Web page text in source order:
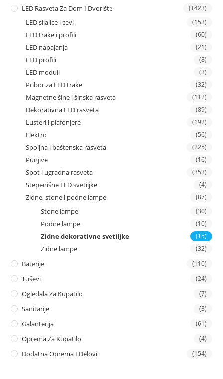
LED Rasveta Za Dom I Dvorište (1423)
LED sijalice i cevi (153)
LED trake i profili (60)
LED napajanja (21)
LED profili (8)
LED moduli (3)
Pribor za LED trake (32)
Magnetne šine i šinska rasveta (112)
Dekorativna LED rasveta (89)
Lusteri i plafonjere (192)
Elektro (56)
Spoljna i baštenska rasveta (225)
Punjive (16)
Spot i ugradna rasveta (353)
Stepenišne LED svetiljke (4)
Zidne, stone i podne lampe (87)
Stone lampe (30)
Podne lampe (10)
Zidne dekorativne svetiljke (15)
Zidne lampe (32)
Baterije (110)
Tuševi (24)
Ogledala Za Kupatilo (7)
Sanitarije (3)
Galanterija (61)
Oprema Za Kupatilo (4)
Dodatna Oprema I Delovi (154)